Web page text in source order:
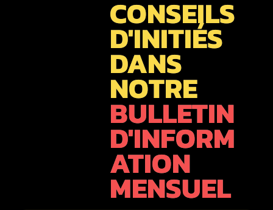
CONSEILS
D'INITIÉS
DANS
NOTRE
BULLETIN
D'INFORM
ATION
MENSUEL